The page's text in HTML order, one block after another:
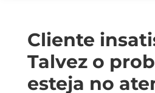
Cliente
Talvez o
esteja no